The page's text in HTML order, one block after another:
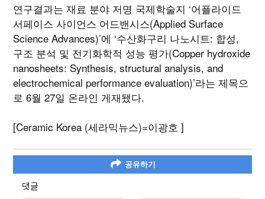
연구결과는 재료 분야 저명 국제학술지 ‘어플라이드
서페이스 사이언스 어드밴시스(Applied Surface
Science Advances)’에 ‘수산화구리 나노시트: 합성,
구조 분석 및 전기화학적 성능 평가(Copper hydroxide
nanosheets: Synthesis, structural analysis, and
electrochemical performance evaluation)’라는 제목으
로 6월 27일 온라인 게재됐다.
[Ceramic Korea (세라믹뉴스)=이광호 ]
공유하기
댓글